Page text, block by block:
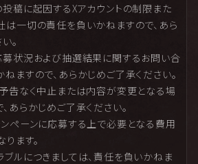
稿に起因するXアカウントの制限また
は一切の責任を負いかねますので、あら
。
募状況および抽選結果に関するお問い合
ますので、あらかじめご了承ください。
告なく中止または内容が変更となる場
あらかじめご了承ください。
ペーンに応募する上で必要となる費用
ます。
ルにつきましては、責任を負いかねま